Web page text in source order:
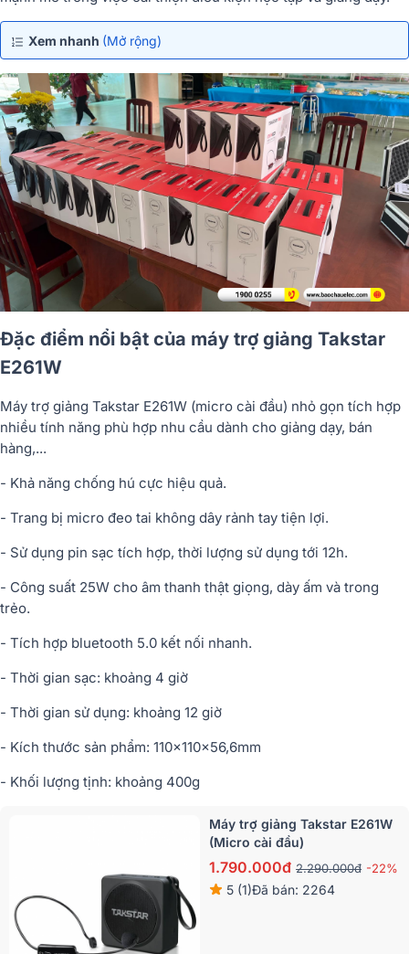
Xem nhanh (Mở rộng)
Đặc điểm nổi bật của máy trợ giảng Takstar
E261W
Máy trợ giảng Takstar E261W (micro cài đầu) nhỏ gọn tích hợp
nhiều tính năng phù hợp nhu cầu dành cho giảng dạy, bán
hàng,...
- Khả năng chống hú cực hiệu quả.
- Trang bị micro đeo tai không dây rảnh tay tiện lợi.
- Sử dụng pin sạc tích hợp, thời lượng sử dụng tới 12h.
- Công suất 25W cho âm thanh thật giọng, dày ấm và trong
trẻo.
- Tích hợp bluetooth 5.0 kết nối nhanh.
- Thời gian sạc: khoảng 4 giờ
- Thời gian sử dụng: khoảng 12 giờ
- Kích thước sản phẩm: 110x110x56,6mm
- Khối lượng tịnh: khoảng 400g
Máy trợ giảng Takstar E261W
(Micro cài đầu)
1.790.000đ 2.290.000đ -22%
5 (1)Đã bán: 2264